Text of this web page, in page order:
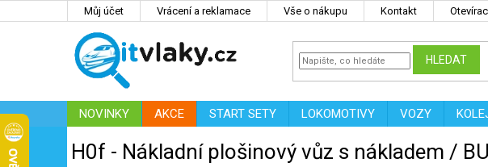
Můj účet Vrácení a reklamace Vše o nákupu Kontakt
HLEDAT
NOVINKY AKCE START SETY LOKOMOTIVY VOZY
H0f - Nákladní plošinový vůz s nákladem /